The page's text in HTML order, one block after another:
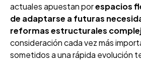
actuales apuestan porespacios
de adaptarse a futuras
reformas estructurales
consideración cada vez más
sometidos a una rápida evolución